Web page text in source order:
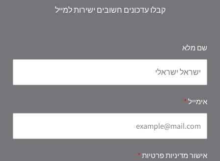
קבלו עדכונים חשובים ישירות למייל
שם מלא
אימייל
אישור מדיניות פרטיות